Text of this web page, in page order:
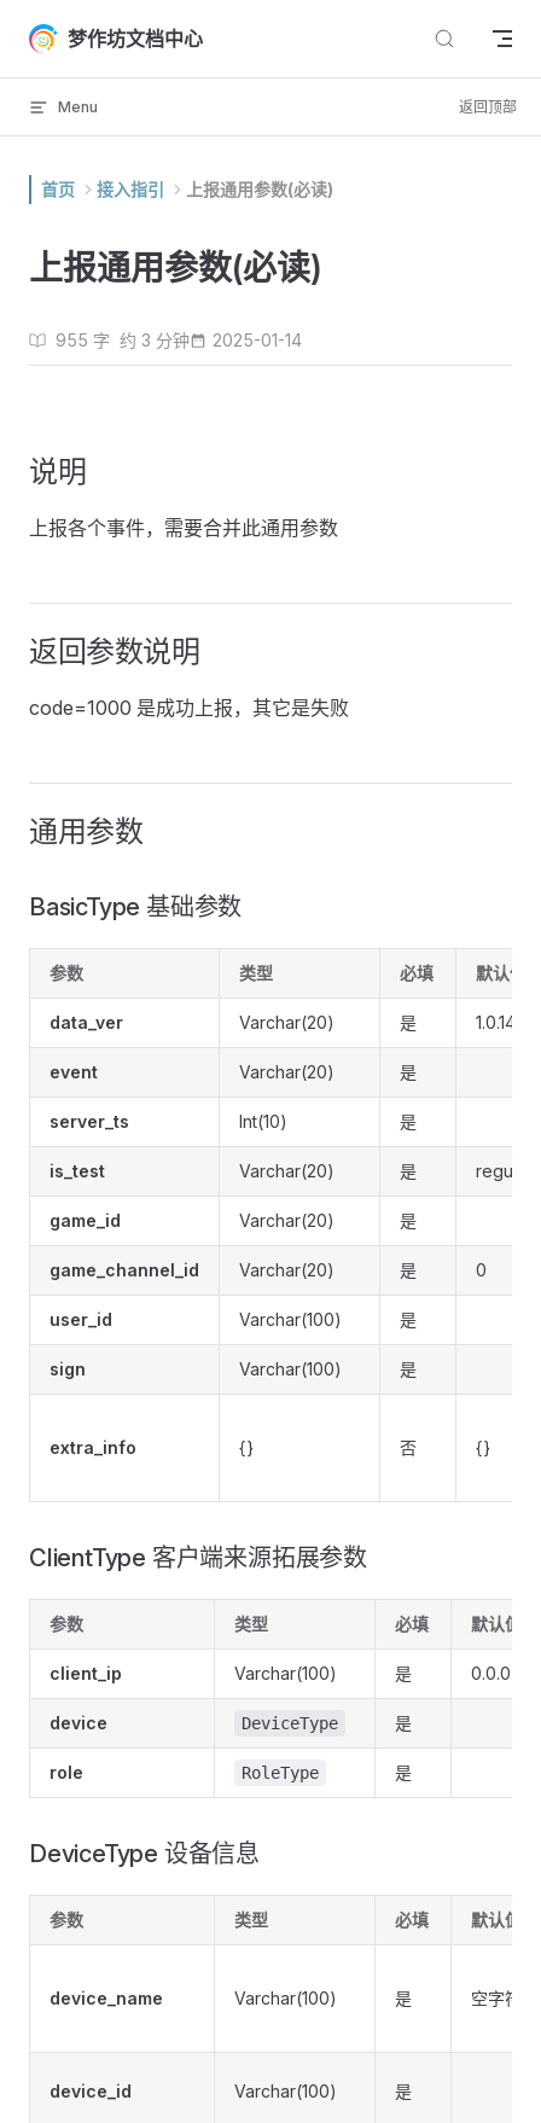
Skip to content
梦作坊文档中心
Menu 返回顶部
首页 接入指引 上报通用参数(必读)
上报通用参数(必读)
955 字 约 3 分钟 2025-01-14
说明
上报各个事件，需要合并此通用参数
返回参数说明
code=1000 是成功上报，其它是失败
通用参数
BasicType 基础参数
参数 类型 必填 默认值
data_ver Varchar(20) 是 1.0.14
event Varchar(20) 是
server_ts Int(10) 是
is_test Varchar(20) 是 regular
game_id Varchar(20) 是
game_channel_id Varchar(20) 是 0
user_id Varchar(100) 是
sign Varchar(100) 是
extra_info {} 否 {}
ClientType 客户端来源拓展参数
参数 类型 必填 默认值
client_ip Varchar(100) 是 0.0.0.0
device DeviceType 是
role RoleType 是
DeviceType 设备信息
参数 类型 必填 默认值
device_name Varchar(100) 是 空字符串
device_id Varchar(100) 是